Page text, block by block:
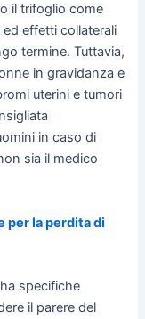
il trifoglio come
effetti collaterali
termine. Tuttavia,
in gravidanza e
uterini e tumori
in caso di
sia il medico
per la perdita di
specifiche
il parere del